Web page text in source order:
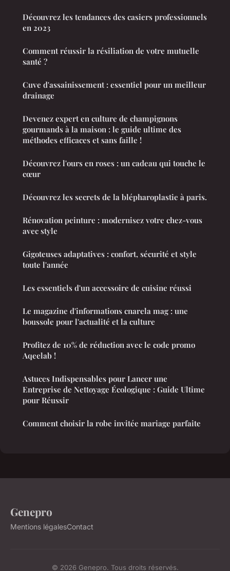
Découvrez les tendances des casiers professionnels
en 2023
Comment réussir la résiliation de votre mutuelle
santé ?
Cuve d'assainissement : essentiel pour un meilleur
drainage
Devenez expert en culture de champignons
gourmands à la maison : le guide ultime des
méthodes efficaces et sans faille !
Découvrez l'ours en roses : un cadeau qui touche le
cœur
Découvrez les secrets de la blépharoplastie à paris.
Rénovation peinture : modernisez votre chez-vous
avec style
Gigoteuses adaptatives : confort, sécurité et style
toute l'année
Les essentiels d'un accessoire de cuisine réussi
Le magazine d'informations cnarela mag : une
boussole pour l'actualité et la culture
Profitez de 10% de réduction avec le code promo
Aqeelab !
Astuces Indispensables pour Lancer une
Entreprise de Nettoyage Écologique : Guide Ultime
pour Réussir
Comment choisir la robe invitée mariage parfaite
Genepro
Mentions légalesContact
© 2026 Genepro. Tous droits réservés.